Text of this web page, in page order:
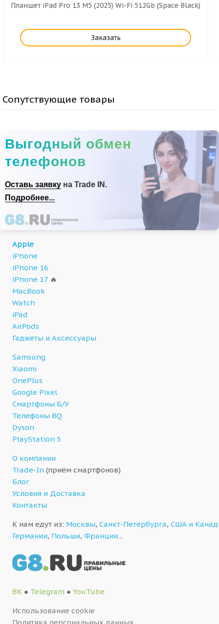
Планшет iPad Pro 13 M5 (2025) Wi-Fi 512Gb (Space Black)
Заказать
Сопутствующие товары
Выгодный обмен
телефонов
Оставь заявку на Trade IN.
Подробнее...
Apple
iPhone
iPhone 16
iPhone 17 🔥
MacBook
Watch
iPad
AirPods
Гаджеты и Аксессуары
Samsung
Xiaomi
OnePlus
Google Pixel
Смартфоны Б/У
Телефоны BQ
Dyson
PlayStation 5
О компании
Trade-In (приём смартфонов)
Блог
Условия и Доставка
Контакты
К нам едут из: Москвы, Санкт-Петербурга, США и
Германии, Польши, Франции…
ВК ● Telegram ● YouTube
Использование cookie
Политика персональных данных